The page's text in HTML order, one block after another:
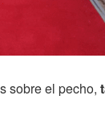
sobre el pecho,